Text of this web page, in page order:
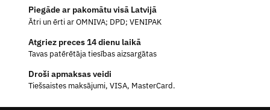
Piegāde ar pakomātu visā Latvijā
Ātri un ērti ar OMNIVA; DPD; VENIPAK
Atgriez preces 14 dienu laikā
Tavas patērētāja tiesības aizsargātas
Droši apmaksas veidi
Tiešsaistes maksājumi, VISA, MasterCard.